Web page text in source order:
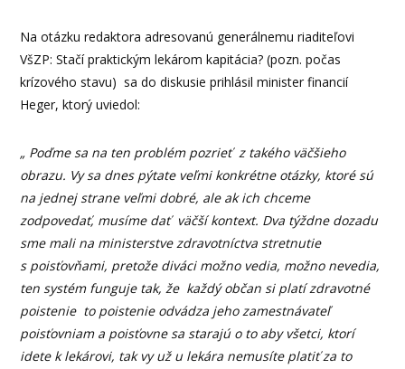
Na otázku redaktora adresovanú generálnemu riaditeľovi
VšZP: Stačí praktickým lekárom kapitácia? (pozn. počas
krízového stavu) sa do diskusie prihlásil minister financií
Heger, ktorý uviedol:
„ Poďme sa na ten problém pozrieť z takého väčšieho
obrazu. Vy sa dnes pýtate veľmi konkrétne otázky, ktoré sú
na jednej strane veľmi dobré, ale ak ich chceme
zodpovedať, musíme dať väčší kontext. Dva týždne dozadu
sme mali na ministerstve zdravotníctva stretnutie
s poisťovňami, pretože diváci možno vedia, možno nevedia,
ten systém funguje tak, že každý občan si platí zdravotné
poistenie to poistenie odvádza jeho zamestnávateľ
poisťovniam a poisťovne sa starajú o to aby všetci, ktorí
idete k lekárovi, tak vy už u lekára nemusíte platiť za to